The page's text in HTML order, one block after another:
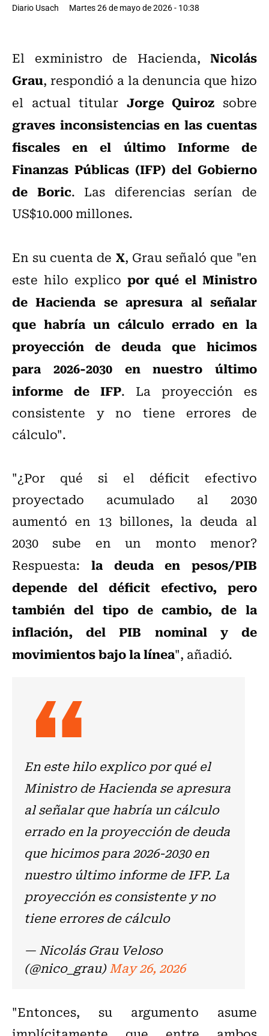
Diario Usach Martes 26 de mayo de 2026 - 10:38
El exministro de Hacienda, Nicolás
Grau, respondió a la denuncia que hizo
el actual titular Jorge Quiroz sobre
graves inconsistencias en las cuentas
fiscales en el último Informe de
Finanzas Públicas (IFP) del Gobierno
de Boric. Las diferencias serían de
US$10.000 millones.
En su cuenta de X, Grau señaló que "en
este hilo explico por qué el Ministro
de Hacienda se apresura al señalar
que habría un cálculo errado en la
proyección de deuda que hicimos
para 2026-2030 en nuestro último
informe de IFP. La proyección es
consistente y no tiene errores de
cálculo".
"¿Por qué si el déficit efectivo
proyectado acumulado al 2030
aumentó en 13 billones, la deuda al
2030 sube en un monto menor?
Respuesta: la deuda en pesos/PIB
depende del déficit efectivo, pero
también del tipo de cambio, de la
inflación, del PIB nominal y de
movimientos bajo la línea", añadió.
En este hilo explico por qué el
Ministro de Hacienda se apresura
al señalar que habría un cálculo
errado en la proyección de deuda
que hicimos para 2026-2030 en
nuestro último informe de IFP. La
proyección es consistente y no
tiene errores de cálculo
— Nicolás Grau Veloso
(@nico_grau)May 26, 2026
"Entonces, su argumento asume